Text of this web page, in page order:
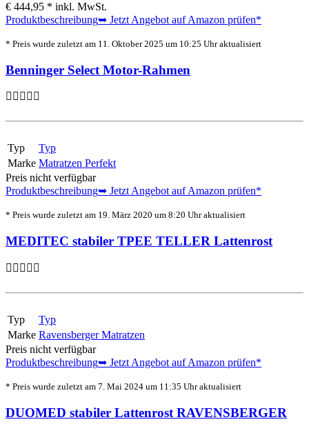
€ 444,95 * inkl. MwSt.
Produktbeschreibung➥ Jetzt Angebot auf Amazon prüfen*
* Preis wurde zuletzt am 11. Oktober 2025 um 10:25 Uhr aktualisiert
Benninger Select Motor-Rahmen
Typ
Typ
Marke Matratzen Perfekt
Preis nicht verfügbar
Produktbeschreibung➥ Jetzt Angebot auf Amazon prüfen*
* Preis wurde zuletzt am 19. März 2020 um 8:20 Uhr aktualisiert
MEDITEC stabiler TPEE TELLER Lattenrost
Typ
Typ
Marke Ravensberger Matratzen
Preis nicht verfügbar
Produktbeschreibung➥ Jetzt Angebot auf Amazon prüfen*
* Preis wurde zuletzt am 7. Mai 2024 um 11:35 Uhr aktualisiert
DUOMED stabiler Lattenrost RAVENSBERGER